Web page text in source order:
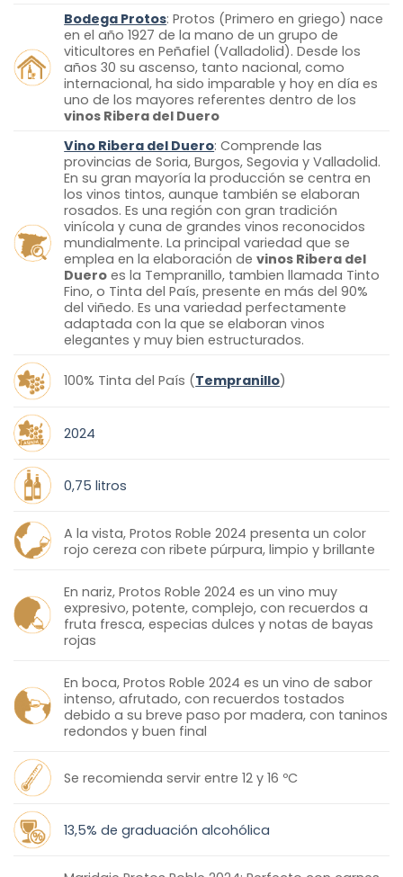
Bodega Protos: Protos (Primero en griego) nace
en el año 1927 de la mano de un grupo de
viticultores en Peñafiel (Valladolid). Desde los
años 30 su ascenso, tanto nacional, como
internacional, ha sido imparable y hoy en día es
uno de los mayores referentes dentro de los
vinos Ribera del Duero
Vino Ribera del Duero: Comprende las
provincias de Soria, Burgos, Segovia y Valladolid.
En su gran mayoría la producción se centra en
los vinos tintos, aunque también se elaboran
rosados. Es una región con gran tradición
vinícola y cuna de grandes vinos reconocidos
mundialmente. La principal variedad que se
emplea en la elaboración devinos Ribera del
Duero es la Tempranillo, tambien llamada Tinto
Fino, o Tinta del País, presente en más del 90%
del viñedo. Es una variedad perfectamente
adaptada con la que se elaboran vinos
elegantes y muy bien estructurados.
100% Tinta del País (Tempranillo)
2024
0,75 litros
A la vista, Protos Roble 2024 presenta un color
rojo cereza con ribete púrpura, limpio y brillante
En nariz, Protos Roble 2024 es un vino muy
expresivo, potente, complejo, con recuerdos a
fruta fresca, especias dulces y notas de bayas
rojas
En boca, Protos Roble 2024 es un vino de sabor
intenso, afrutado, con recuerdos tostados
debido a su breve paso por madera, con taninos
redondos y buen final
Se recomienda servir entre 12 y 16 ºC
13,5% de graduación alcohólica